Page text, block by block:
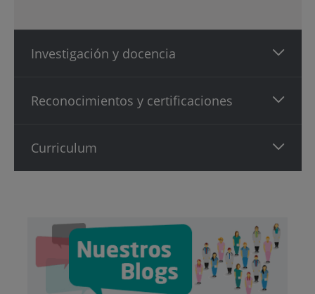
Investigación y docencia
Reconocimientos y certificaciones
Curriculum